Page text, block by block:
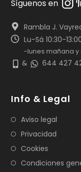
Síguenos en
Rambla J.
Lu-Sá 10:30-
-lunes mañana
& 644 427
Info & Legal
Aviso legal
Privacidad
Cookies
Condiciones